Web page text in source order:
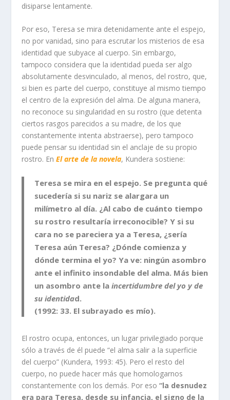
disiparse lentamente.
Por eso, Teresa se mira detenidamente ante el espejo,
no por vanidad, sino para escrutar los misterios de esa
identidad que subyace al cuerpo. Sin embargo,
tampoco considera que la identidad pueda ser algo
absolutamente desvinculado, al menos, del rostro, que,
si bien es parte del cuerpo, constituye al mismo tiempo
el centro de la expresión del alma. De alguna manera,
no reconoce su singularidad en su rostro (que detenta
ciertos rasgos parecidos a su madre, de los que
constantemente intenta abstraerse), pero tampoco
puede pensar su identidad sin el anclaje de su propio
rostro. EnEl arte de la novela, Kundera sostiene:
Teresa se mira en el espejo. Se pregunta qué
sucedería si su nariz se alargara un
milímetro al día. ¿Al cabo de cuánto tiempo
su rostro resultaría irreconocible? Y si su
cara no se pareciera ya a Teresa, ¿sería
Teresa aún Teresa? ¿Dónde comienza y
dónde termina el yo? Ya ve: ningún asombro
ante el infinito insondable del alma. Más bien
un asombro ante laincertidumbre del yo y de
su identidad.
(1992: 33. El subrayado es mío).
El rostro ocupa, entonces, un lugar privilegiado porque
sólo a través de él puede “el alma salir a la superficie
del cuerpo” (Kundera, 1993: 45). Pero el resto del
cuerpo, no puede hacer más que homologarnos
constantemente con los demás. Por eso“la desnudez
era para Teresa, desde su infancia, el signo de la